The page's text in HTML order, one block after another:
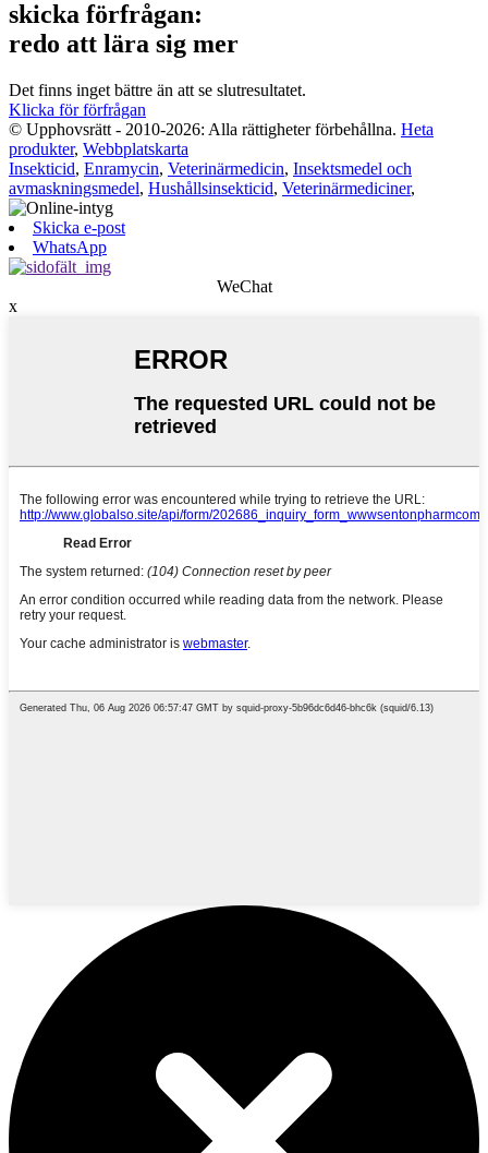
skicka förfrågan:
redo att lära sig mer
Det finns inget bättre än att se slutresultatet.
Klicka för förfrågan
© Upphovsrätt - 2010-2026: Alla rättigheter förbehållna. Heta
produkter, Webbplatskarta
Insekticid, Enramycin, Veterinärmedicin, Insektsmedel och
avmaskningsmedel, Hushållsinsekticid, Veterinärmediciner,
Skicka e-post
WhatsApp
WeChat
x